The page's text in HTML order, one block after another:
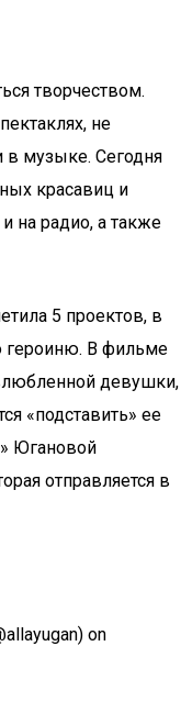
творчеством.
не
в музыке. Сегодня
красавиц и
на радио, а также
5 проектов, в
героиню. В фильме
девушки,
«подставить» ее
Югановой
отправляется в
on